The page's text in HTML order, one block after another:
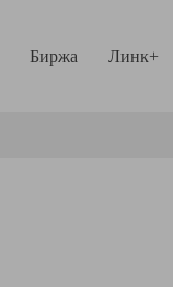
Биржа Линк+